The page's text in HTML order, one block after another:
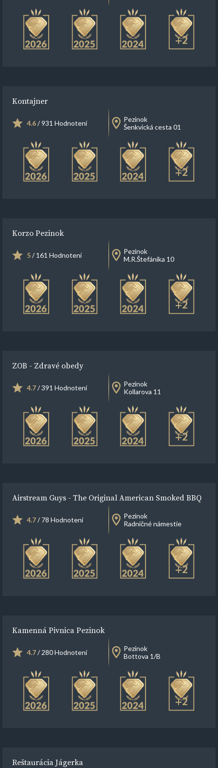
+2
Kontajner
4.6/ 931 Hodnotení
Pezinok
Šenkvická cesta 01
+2
Korzo Pezinok
5/ 161 Hodnotení
Pezinok
M.R.Štefánika 10
+2
ZOB - Zdravé obedy
4.7/ 391 Hodnotení
Pezinok
Kollarova 11
+2
Airstream Guys - The Original American Smoked BBQ
4.7/ 78 Hodnotení
Pezinok
Radničné námestie
+2
Kamenná Pivnica Pezinok
4.7/ 280 Hodnotení
Pezinok
Bottova 1/B
+2
Reštaurácia Jágerka